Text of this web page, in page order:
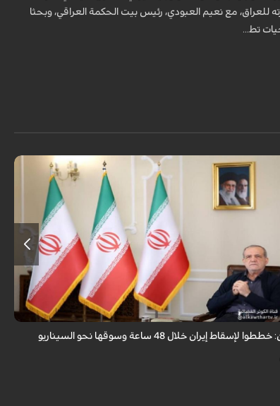
للعراق، مع نعيم العبودي، رئيس بيت الحكمة العراقي، وبحثا
تط...
الايراني مسعود بزشكيان ان الأعداء وضعوا خططًا وتصوروا أن
على إيران خلال 48 ساعة كما فعلوا مع سوريا.
بزشكيان: خططوا لإسقاط إيران خلال 48 ساعة وسوقها نحو السيناريو